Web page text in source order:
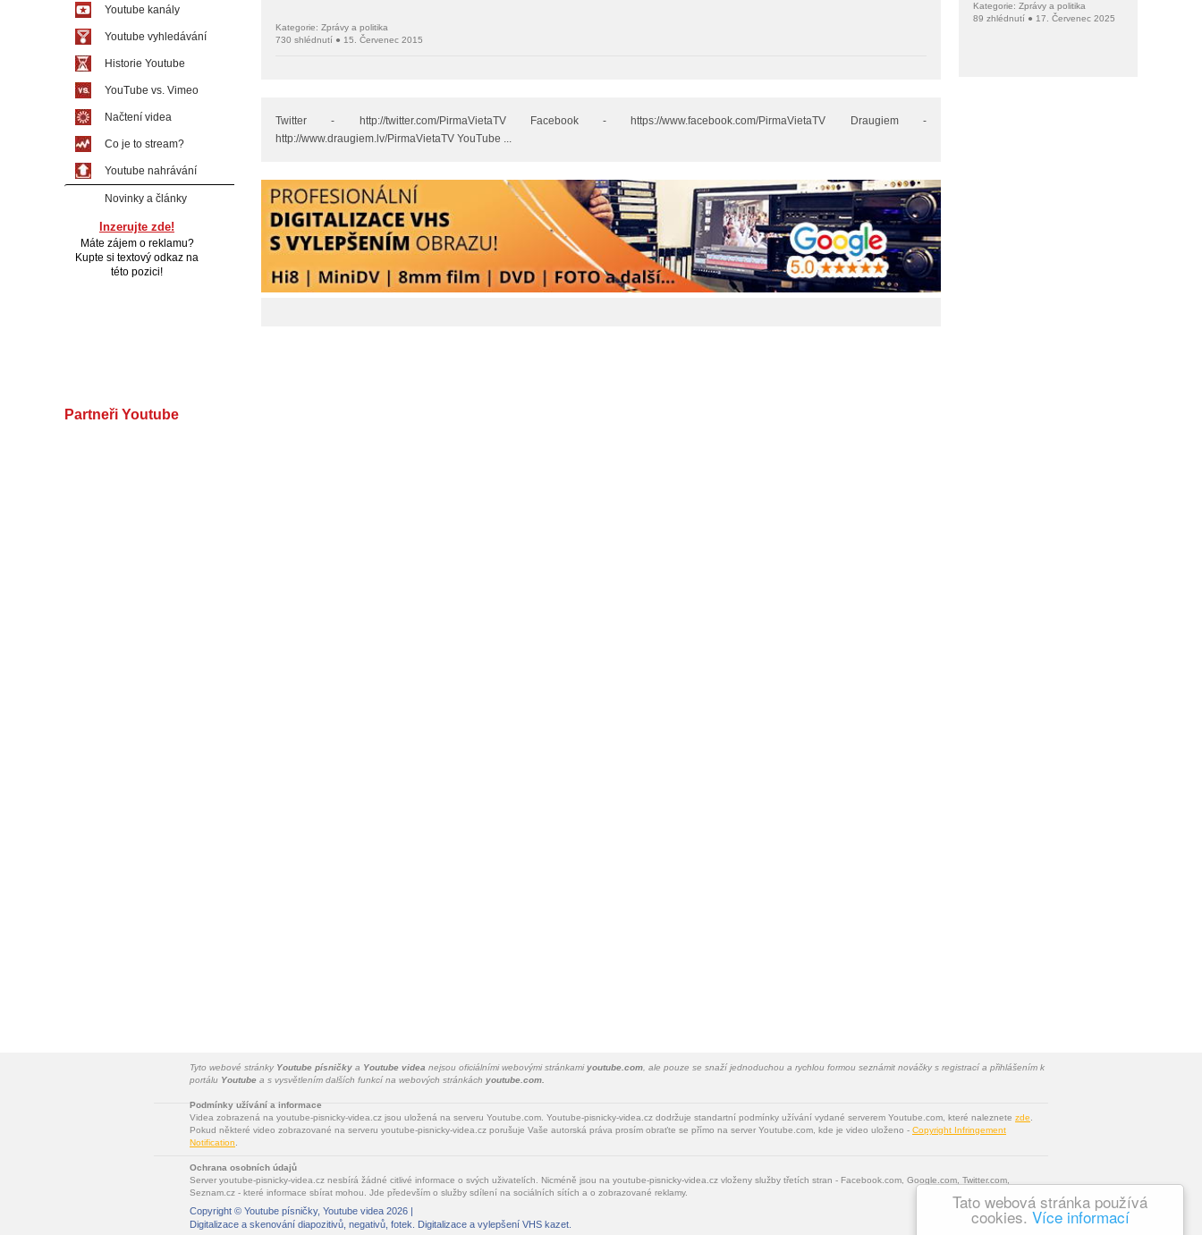
Tato webová stránka používá
cookies. Více informací
Kategorie: Zprávy a politika
730 shlédnutí ● 15. Červenec 2015
Twitter - http://twitter.com/PirmaVietaTV Facebook - https://www.facebook.com/PirmaVietaTV Draugiem -
http://www.draugiem.lv/PirmaVietaTV YouTube ...
Kategorie: Zprávy a politika
89 zhlédnutí ● 17. Červenec 2025
Youtube kanály
Youtube vyhledávání
Historie Youtube
YouTube vs. Vimeo
Načtení videa
Co je to stream?
Youtube nahrávání
Novinky a články
Inzerujte zde!
Máte zájem o reklamu?
Kupte si textový odkaz na
této pozici!
Partneři Youtube
Tyto webové stránky Youtube písničky a Youtube videa nejsou oficiálními webovými stránkamiyoutube.com , ale pouze se snaží jednoduchou a rychlou formou seznámit nováčky s registrací a přihlášením k
portálu Youtube a s vysvětlením dalších funkcí na webových stránkách youtube.com.
Podmínky užívání a informace
Videa zobrazená na youtube-pisnicky-videa.cz jsou uložená na serveru Youtube.com. Youtube-pisnicky-videa.cz dodržuje standartní podmínky užívání vydané serverem Youtube.com, které naleznete zde
Pokud některé video zobrazované na serveru youtube-pisnicky-videa.cz porušuje Vaše autorská práva prosím obraťte se přímo na server Youtube.com, kde je video uloženo - Copyright Infringement
Notification
Ochrana osobních údajů
Server youtube-pisnicky-videa.cz nesbírá žádné citlivé informace o svých uživatelích. Nicméně jsou na youtube-pisnicky-videa.cz vloženy služby třetích stran - Facebook.com, Google.com, Twitter.com,
Seznam.cz - které informace sbírat mohou. Jde především o služby sdílení na sociálních sítích a o zobrazované reklamy.
Copyright © Youtube písničky, Youtube videa 2026 |
Digitalizace a skenování diapozitivů, negativů, fotek . Digitalizace a vylepšení VHS kazet.